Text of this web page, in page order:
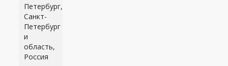
Петербург,
Санкт-
Петербург
и
область,
Россия